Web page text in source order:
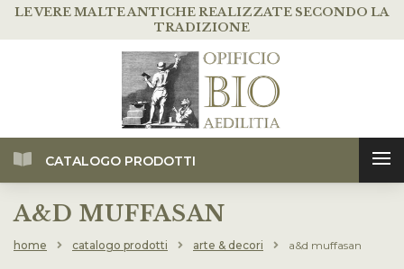
LE VERE MALTE ANTICHEREALIZZATE SECONDO LA
TRADIZIONE
CATALOGO PRODOTTI
A&D MUFFASAN
home catalogo prodotti arte & decori a&d muffasan